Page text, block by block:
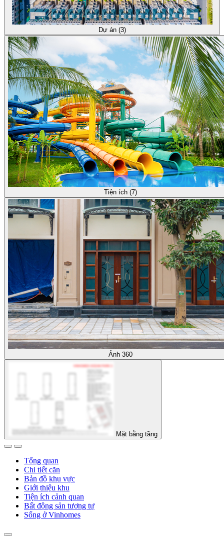
Dự án (3)
Tiện ích (7)
Ảnh 360
Mặt bằng tầng
Tổng quan
Chi tiết căn
Bản đồ khu vực
Giới thiệu khu
Tiện ích cảnh quan
Bất động sản tương tự
Sống ở Vinhomes